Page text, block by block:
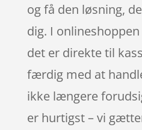
og få den løsning,
dig. I
det er direkte til
færdig med at
ikke længere
er hurtigst – vi